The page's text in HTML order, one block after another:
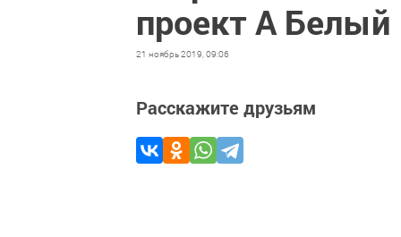
проект А Белый
21 ноябрь 2019, 09:06
Расскажите друзьям